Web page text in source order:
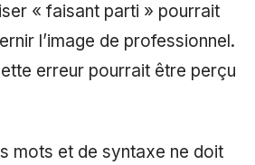
« faisant parti » pourrait
l’image de professionnel.
erreur pourrait être perçu
mots et de syntaxe ne doit